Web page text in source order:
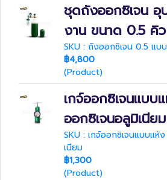
ชุดถังออกซิเจน
งาน ขนาด 0.5 คิ
SKU : ถังออกซิเจน 0.5 แบ
฿4,800
(Product)
เกจ์ออกซิเจนแบบ
ออกซิเจนอลูมิเนียม
SKU : เกจ์ออกซิเจนแบบแห้
เนียม
฿1,300
(Product)